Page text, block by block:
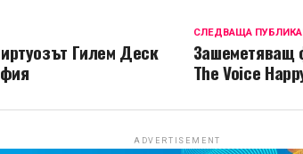
СЛЕДВАЩА
Зашеметяващ
The Voice
Гилем Деск
ADVERTISEMENT